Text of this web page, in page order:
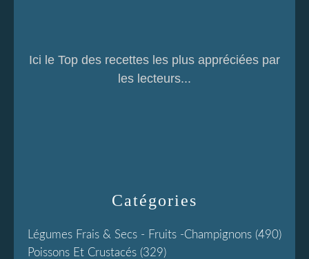
Catégories
Légumes Frais & Secs - Fruits -champignons (490)
Poissons Et Crustacés (329)
Ici le Top des recettes les plus appréciées par
les lecteurs...